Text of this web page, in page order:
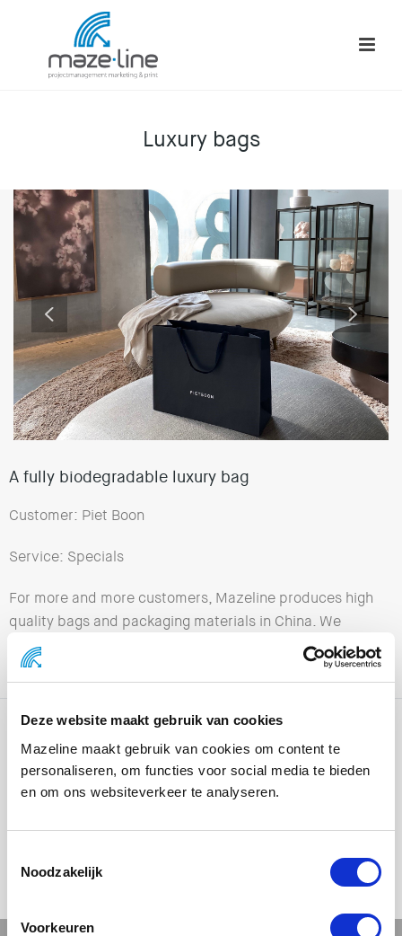
Deze website maakt gebruik van cookies
Mazeline maakt gebruik van cookies om content te
personaliseren, om functies voor social media te bieden
en om ons websiteverkeer te analyseren.
Noodzakelijk
Voorkeuren
Luxury bags
A fully biodegradable luxury bag
Customer: Piet Boon
Service: Specials
For more and more customers, Mazeline produces high
quality bags and packaging materials in China. We
have also made a beautiful bag for Piet Boon. This bag
is made of durable and fully biodegradable materials.
Ons werk